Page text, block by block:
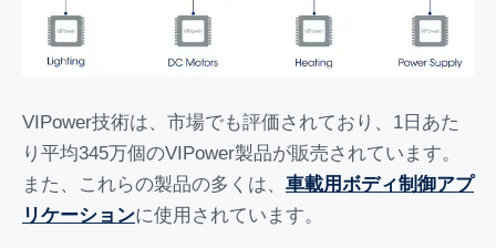
VIPower技術は、市場でも評価されており、1日あた
り平均345万個のVIPower製品が販売されています。
また、これらの製品の多くは、 車載用ボディ制御アプ
リケーションに使用されています。